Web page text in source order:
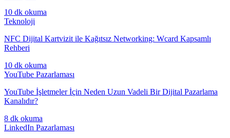
10 dk okuma
Teknoloji
NFC Dijital Kartvizit ile Kağıtsız Networking: Wcard Kapsamlı
Rehberi
10 dk okuma
YouTube Pazarlaması
YouTube İşletmeler İçin Neden Uzun Vadeli Bir Dijital Pazarlama
Kanalıdır?
8 dk okuma
LinkedIn Pazarlaması